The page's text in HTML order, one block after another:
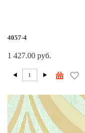
4057-4
1 427.00 руб.